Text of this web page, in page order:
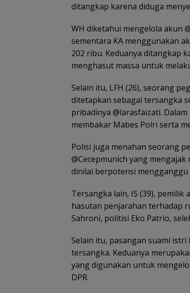
ditangkap karena diduga
WH diketahui mengelola akun
sementara KA menggunakan
202 ribu. Keduanya ditangkap
menghasut massa untuk
Selain itu, LFH (26), seorang
ditetapkan sebagai tersangka
pribadinya @larasfaizati.
membakar Mabes Polri serta
Polisi juga menahan seorang
@Cecepmunich yang
dinilai berpotensi
Tersangka lain, IS (39),
hasutan penjarahan terhadap
Sahroni, politisi Eko Patrio,
Selain itu, pasangan suami istri
tersangka. Keduanya
yang digunakan untuk
DPR.